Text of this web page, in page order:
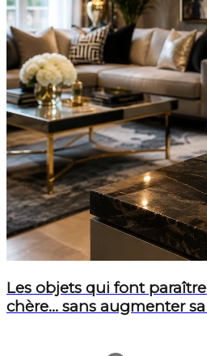
Les objets qui font
chère… sans augmenter